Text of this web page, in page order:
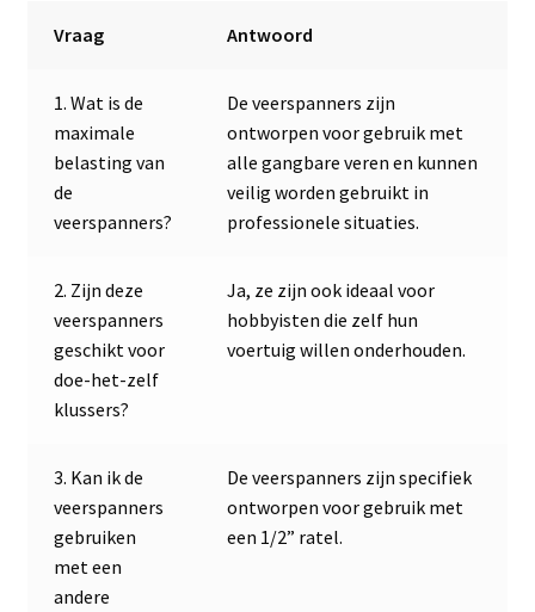
Vraag Antwoord
1. Wat is de
maximale
belasting van
de
veerspanners?
De veerspanners zijn
ontworpen voor gebruik met
alle gangbare veren en kunnen
veilig worden gebruikt in
professionele situaties.
2. Zijn deze
veerspanners
geschikt voor
doe-het-zelf
klussers?
Ja, ze zijn ook ideaal voor
hobbyisten die zelf hun
voertuig willen onderhouden.
3. Kan ik de
veerspanners
gebruiken
met een
andere
De veerspanners zijn specifiek
ontworpen voor gebruik met
een 1/2” ratel.